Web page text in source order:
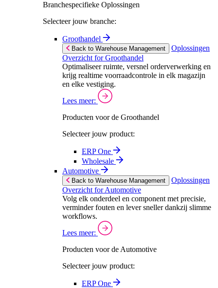
Branchespecifieke Oplossingen
Selecteer jouw branche:
Groothandel
Back to Warehouse Management
Oplossingen
Overzicht for Groothandel
Optimaliseer ruimte, versnel orderverwerking en
krijg realtime voorraadcontrole in elk magazijn
en elke vestiging.
Lees meer:
Producten voor de Groothandel
Selecteer jouw product:
ERP One
Wholesale
Automotive
Back to Warehouse Management
Oplossingen
Overzicht for Automotive
Volg elk onderdeel en component met precisie,
verminder fouten en lever sneller dankzij slimme
workflows.
Lees meer:
Producten voor de Automotive
Selecteer jouw product:
ERP One